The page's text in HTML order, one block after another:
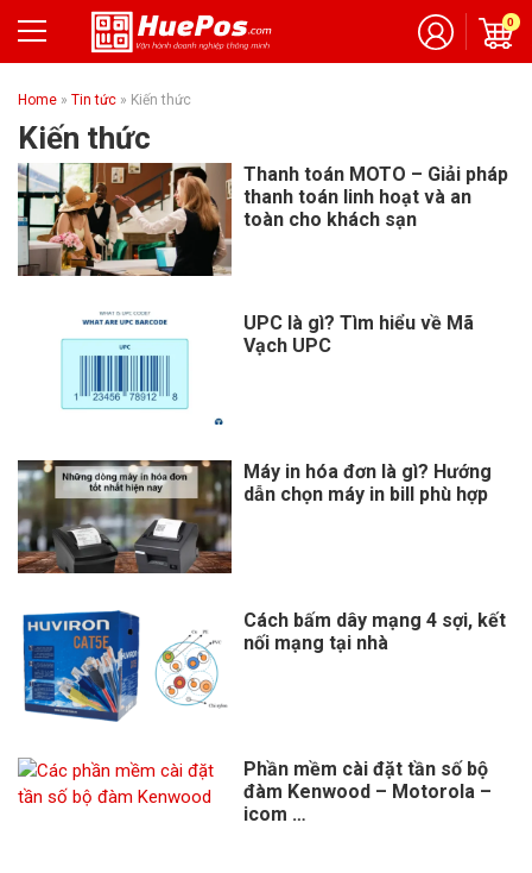
0
Home » Tin tức » Kiến thức
Kiến thức
Thanh toán MOTO – Giải pháp
thanh toán linh hoạt và an
toàn cho khách sạn
UPC là gì? Tìm hiểu về Mã
Vạch UPC
Máy in hóa đơn là gì? Hướng
dẫn chọn máy in bill phù hợp
Cách bấm dây mạng 4 sợi, kết
nối mạng tại nhà
Phần mềm cài đặt tần số bộ
đàm Kenwood – Motorola –
icom …